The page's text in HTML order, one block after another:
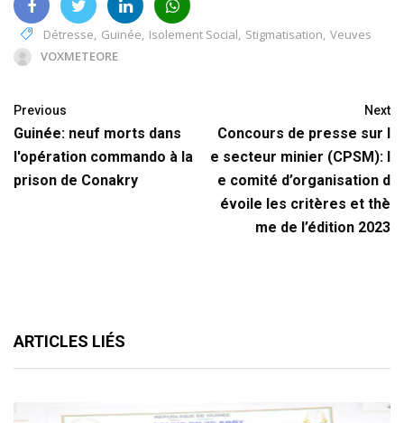
Détresse Guinée Isolement Social Stigmatisation Veuves
VOXMETEORE
Previous
Guinée: neuf morts dans
l'opération commando à la
prison de Conakry
Next
Concours de presse sur l
e secteur minier (CPSM): l
e comité d’organisation d
évoile les critères et thè
me de l’édition 2023
ARTICLES LIÉS